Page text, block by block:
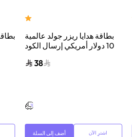
بطاقة هدايا ريزر جولد عالمية
10 دولار أمريكي إرسال الكود
والرسائل أسود
38
أضف إلى السلة اشترِ الآن